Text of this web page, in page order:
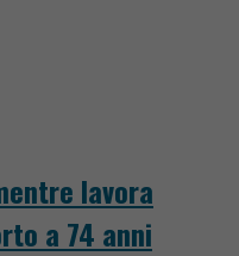
lavora
a 74 anni